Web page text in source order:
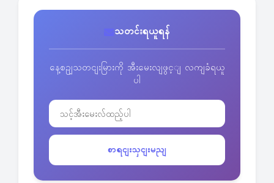
သတင်းရယူရန်
နေ့စဥျသတငျးမြားကို အီးမေးလျဖွင့ျ လကျခံရယူ
ပါ
စာရငျးသှငျးမညျ